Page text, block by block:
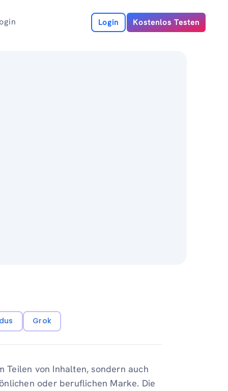
Login Kostenlos Testen
Grok
Teilen von Inhalten, sondern auch
oder beruflichen Marke. Die